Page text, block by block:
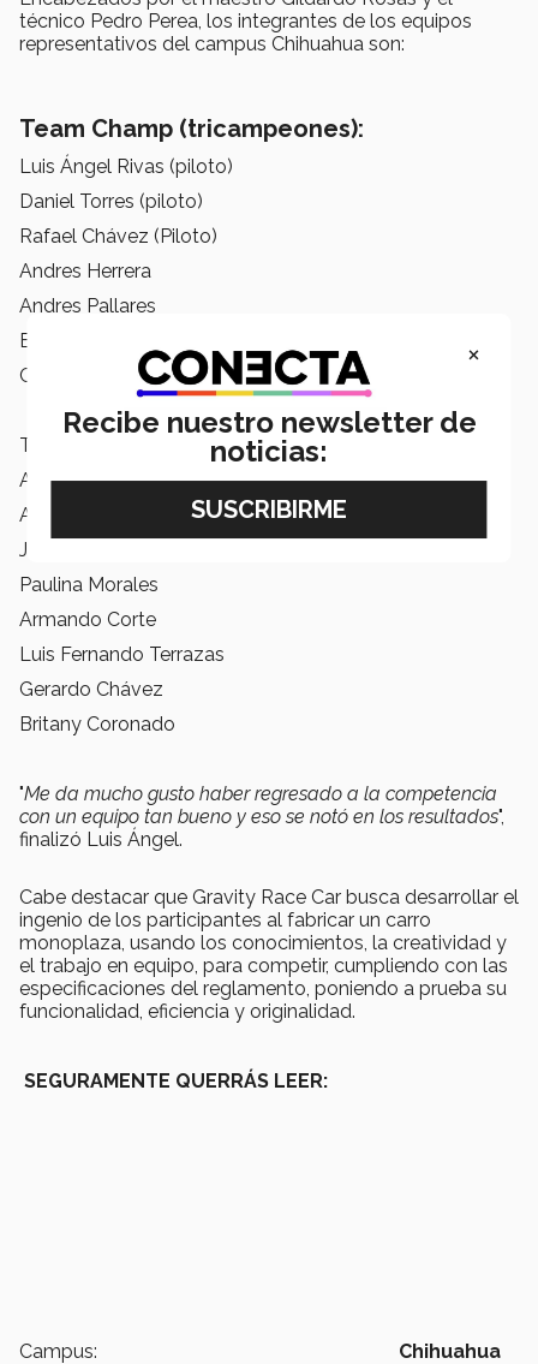
técnico Pedro Perea, los integrantes de los equipos
representativos del campus Chihuahua son:
Team Champ (tricampeones):
Luis Ángel Rivas (piloto)
Daniel Torres (piloto)
Rafael Chávez (Piloto)
Andres Herrera
Andres Pallares
Beto Hernández
César Porras
Team Chihuahuis:
Alejandro Pacheco (piloto)
Analiz González (piloto)
Jorge García (piloto)
Paulina Morales
Armando Corte
Luis Fernando Terrazas
Gerardo Chávez
Britany Coronado
"Me da mucho gusto haber regresado a la competencia
con un equipo tan bueno y eso se notó en los resultados",
finalizó Luis Ángel.
Cabe destacar que Gravity Race Car busca desarrollar el
ingenio de los participantes al fabricar un carro
monoplaza, usando los conocimientos, la creatividad y
el trabajo en equipo, para competir, cumpliendo con las
especificaciones del reglamento, poniendo a prueba su
funcionalidad, eficiencia y originalidad.
SEGURAMENTE QUERRÁS LEER:
Campus: Chihuahua
×
Recibe nuestro newsletter de
noticias: